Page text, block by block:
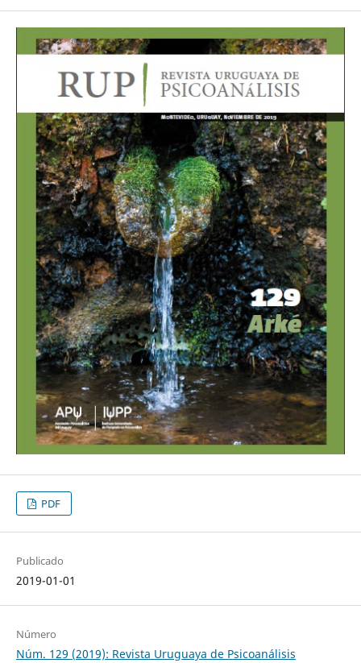
PDF
Publicado
2019-01-01
Número
Núm. 129 (2019): Revista Uruguaya de Psicoanálisis